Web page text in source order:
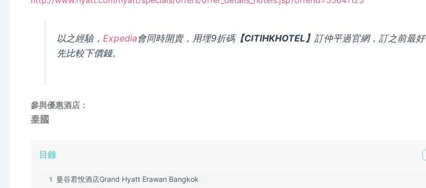
以之經驗， Expedia會同時開賣，用埋9折碼【CITIHKHOTEL】 訂仲平過官網，訂之前最好
先比較下價錢。
參與優惠酒店：
泰國
目錄
1 曼谷君悅酒店Grand Hyatt Erawan Bangkok